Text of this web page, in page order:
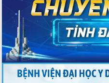
Chương trình “Gặp gỡ hữu nghị –
Friendship Meeting New Year 2026”
Bầu cử Quốc hội và HĐND: Cử tri Đắk
Lắk gửi gắm niềm tin, kỳ vọng vào lá
phiếu
Đắk Lắk sẵn sàng các điều kiện cho
Ngày hội bầu cử đại biểu Quốc hội
khóa XVI và HĐND các cấp nhiệm kỳ